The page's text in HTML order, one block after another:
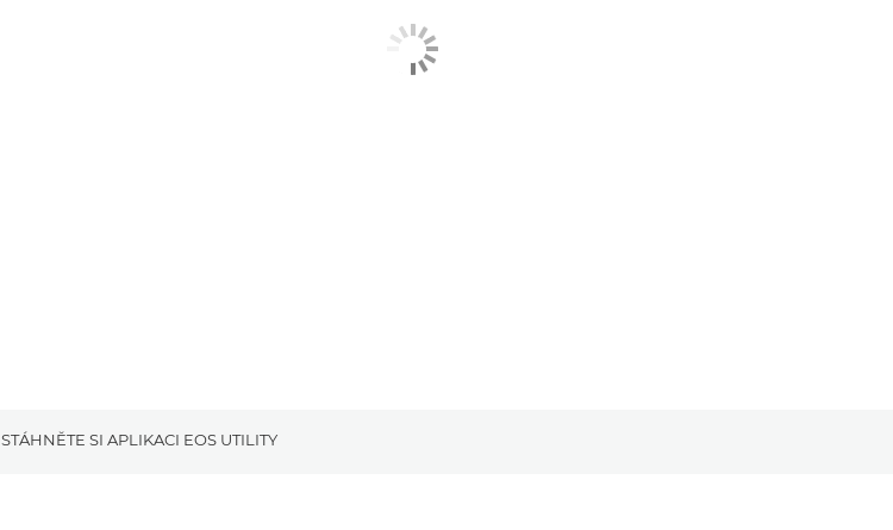
STÁHNĚTE SI APLIKACI EOS UTILITY